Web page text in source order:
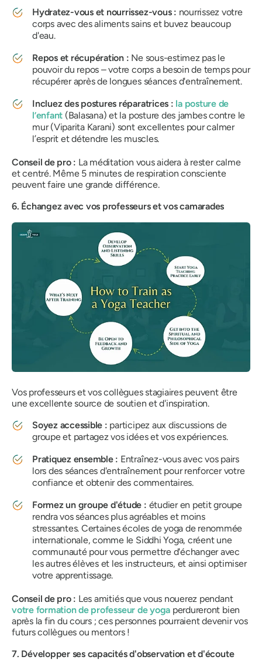
Hydratez-vous et nourrissez-vous : nourrissez votre
corps avec des aliments sains et buvez beaucoup
d'eau.
Repos et récupération : Ne sous-estimez pas le
pouvoir du repos – votre corps a besoin de temps pour
récupérer après de longues séances d'entraînement.
Incluez des postures réparatrices : la posture de
l’enfant (Balasana) et la posture des jambes contre le
mur (Viparita Karani) sont excellentes pour calmer
l’esprit et détendre les muscles.
Conseil de pro : La méditation vous aidera à rester calme
et centré. Même 5 minutes de respiration consciente
peuvent faire une grande différence.
6. Échangez avec vos professeurs et vos camarades
Vos professeurs et vos collègues stagiaires peuvent être
une excellente source de soutien et d'inspiration.
Soyez accessible : participez aux discussions de
groupe et partagez vos idées et vos expériences.
Pratiquez ensemble : Entraînez-vous avec vos pairs
lors des séances d'entraînement pour renforcer votre
confiance et obtenir des commentaires.
Formez un groupe d'étude : étudier en petit groupe
rendra vos séances plus agréables et moins
stressantes. Certaines écoles de yoga de renommée
internationale, comme le Siddhi Yoga, créent une
communauté pour vous permettre d'échanger avec
les autres élèves et les instructeurs, et ainsi optimiser
votre apprentissage.
Conseil de pro : Les amitiés que vous nouerez pendant
votre formation de professeur de yoga perdureront bien
après la fin du cours ; ces personnes pourraient devenir vos
futurs collègues ou mentors !
7. Développer ses capacités d'observation et d'écoute